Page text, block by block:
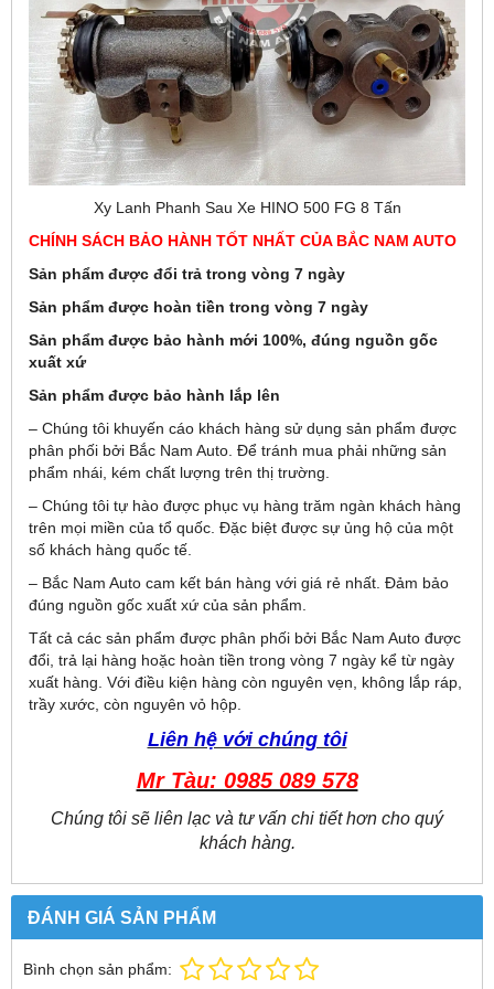
Xy Lanh Phanh Sau Xe HINO 500 FG 8 Tấn
CHÍNH SÁCH BẢO HÀNH TỐT NHẤT CỦA BẮC NAM AUTO
Sản phẩm được đổi trả trong vòng 7 ngày
Sản phẩm được hoàn tiền trong vòng 7 ngày
Sản phẩm được bảo hành mới 100%, đúng nguồn gốc
xuất xứ
Sản phẩm được bảo hành lắp lên
– Chúng tôi khuyến cáo khách hàng sử dụng sản phẩm được
phân phối bởi Bắc Nam Auto. Để tránh mua phải những sản
phẩm nhái, kém chất lượng trên thị trường.
– Chúng tôi tự hào được phục vụ hàng trăm ngàn khách hàng
trên mọi miền của tổ quốc. Đặc biệt được sự ủng hộ của một
số khách hàng quốc tế.
– Bắc Nam Auto cam kết bán hàng với giá rẻ nhất. Đảm bảo
đúng nguồn gốc xuất xứ của sản phẩm.
Tất cả các sản phẩm được phân phối bởi Bắc Nam Auto được
đổi, trả lại hàng hoặc hoàn tiền trong vòng 7 ngày kể từ ngày
xuất hàng. Với điều kiện hàng còn nguyên vẹn, không lắp ráp,
trầy xước, còn nguyên vỏ hộp.
Liên hệ với chúng tôi
Mr Tàu: 0985 089 578
Chúng tôi sẽ liên lạc và tư vấn chi tiết hơn cho quý
khách hàng.
ĐÁNH GIÁ SẢN PHẨM
Bình chọn sản phẩm: